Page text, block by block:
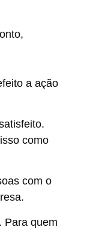
a ação
como
com o
Para quem